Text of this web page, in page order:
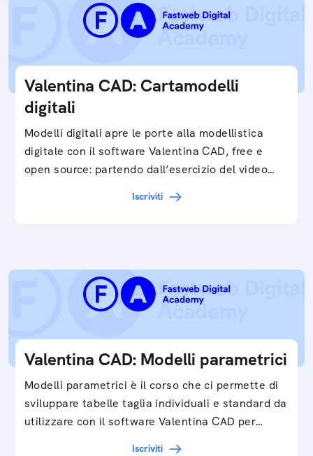
Valentina CAD: Cartamodelli
digitali
Modelli digitali apre le porte alla modellistica
digitale con il software Valentina CAD, free e
open source: partendo dall’esercizio del video…
Iscriviti
Valentina CAD: Modelli parametrici
Modelli parametrici è il corso che ci permette di
sviluppare tabelle taglia individuali e standard da
utilizzare con il software Valentina CAD per…
Iscriviti